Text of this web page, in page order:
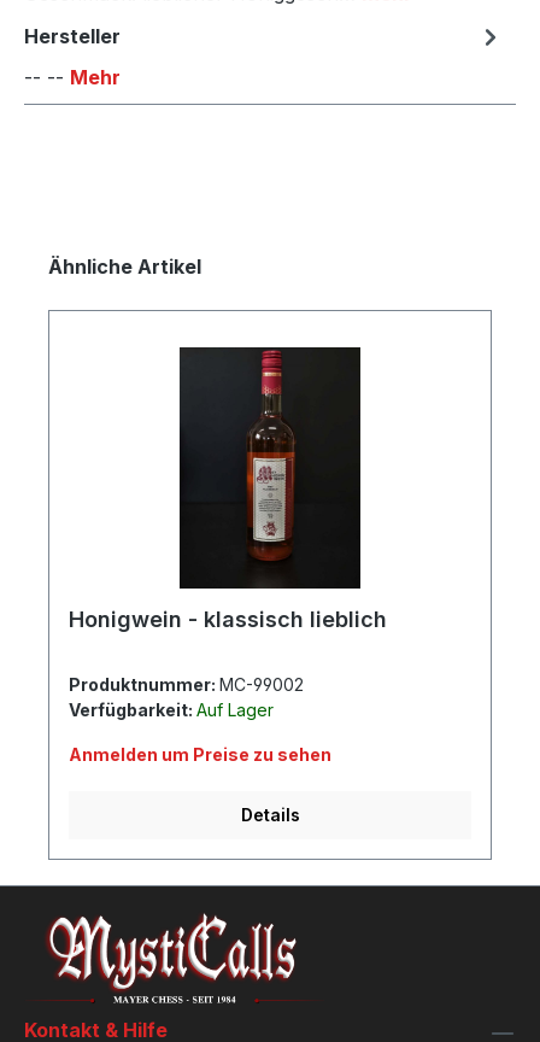
Hersteller
-- -- Mehr
Produktgalerie überspringen
Ähnliche Artikel
Honigwein - klassisch lieblich
Produktnummer: MC-99002
Verfügbarkeit: Auf Lager
Anmelden um Preise zu sehen
Details
Kontakt & Hilfe